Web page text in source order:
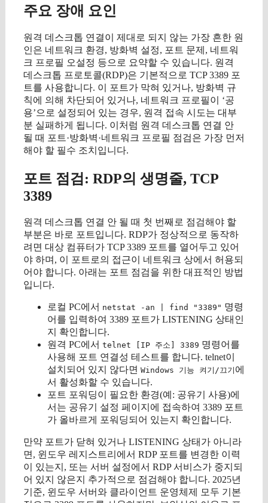
주요 장애 요인
원격 데스크톱 연결이 제대로 되지 않는 가장 흔한 원
인은 네트워크 환경, 방화벽 설정, 포트 문제, 네트워
크 프로필 오설정 등으로 요약할 수 있습니다. 원격
데스크톱 프로토콜(RDP)은 기본적으로 TCP 3389 포
트를 사용합니다. 이 포트가 막혀 있거나, 방화벽 규
칙에 의해 차단되어 있거나, 네트워크 프로필이 ‘공
용’으로 설정되어 있는 경우, 원격 접속 시도는 대부
분 실패하게 됩니다. 이처럼 원격 데스크톱 연결 안
될 때 포트·방화벽·네트워크 프로필 점검은 가장 먼저
해야 할 필수 조치입니다.
포트 점검: RDP의 생명줄, TCP
3389
원격 데스크톱 연결 안 될 때 첫 번째로 점검해야 할
부분은 바로 포트입니다. RDP가 정상적으로 동작하
려면 대상 컴퓨터가 TCP 3389 포트를 열어두고 있어
야 하며, 이 포트로의 접근이 네트워크 상에서 허용되
어야 합니다. 아래는 포트 점검을 위한 대표적인 방법
입니다.
로컬 PC에서 netstat -an | find "3389" 명령
어를 입력하여 3389 포트가 LISTENING 상태인
지 확인합니다.
원격 PC에서 telnet [IP 주소] 3389 명령어를
사용해 포트 연결성 테스트를 합니다. telnet이
설치되어 있지 않다면 Windows 기능 켜기/끄기 에
서 활성화할 수 있습니다.
포트 포워딩이 필요한 환경(예: 공유기 사용)에
서는 공유기 설정 페이지에 접속하여 3389 포트
가 올바르게 포워딩되어 있는지 확인합니다.
만약 포트가 닫혀 있거나 LISTENING 상태가 아니라
면, 윈도우 레지스트리에서 RDP 포트를 변경한 이력
이 있는지, 또는 서버 설정에서 RDP 서비스가 중지되
어 있지 않은지 추가적으로 점검해야 합니다. 2025년
기준, 윈도우 서버와 클라이언트 운영체제 모두 기본